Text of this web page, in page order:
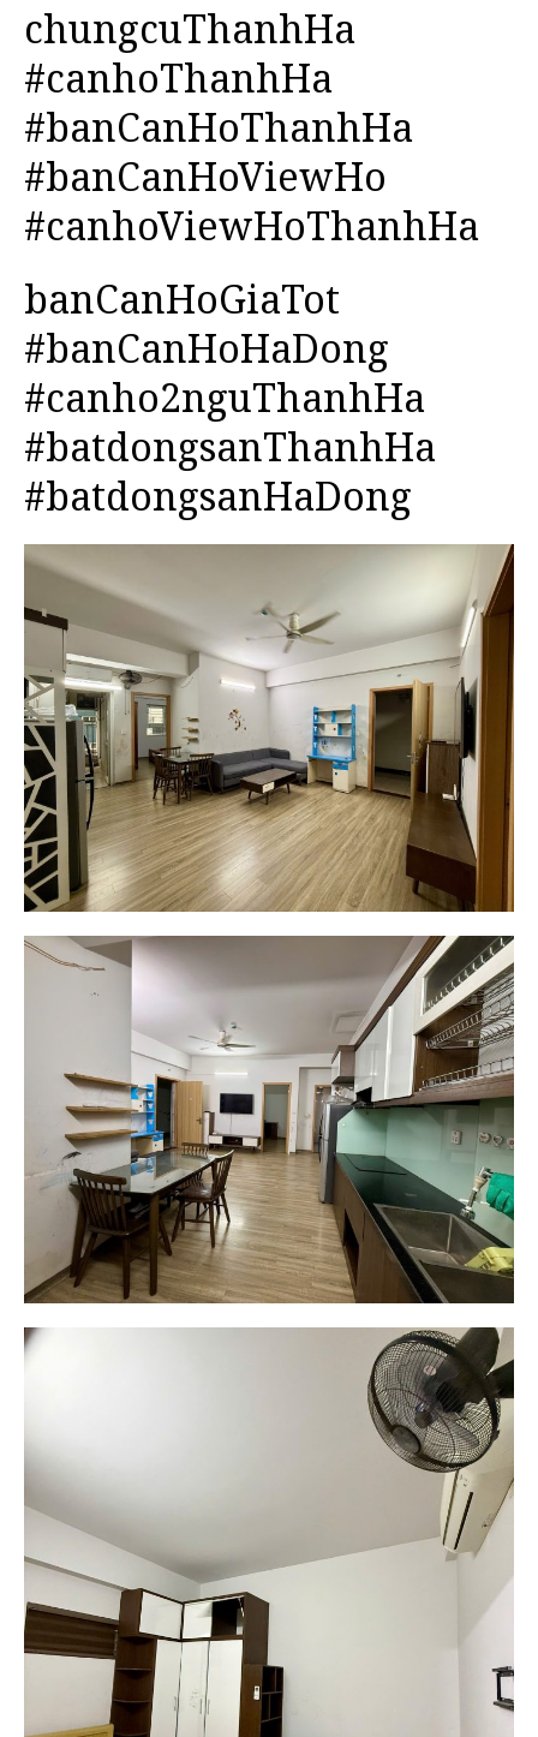
chungcuThanhHa
#canhoThanhHa
#banCanHoThanhHa
#banCanHoViewHo
#canhoViewHoThanhHa
banCanHoGiaTot
#banCanHoHaDong
#canho2nguThanhHa
#batdongsanThanhHa
#batdongsanHaDong